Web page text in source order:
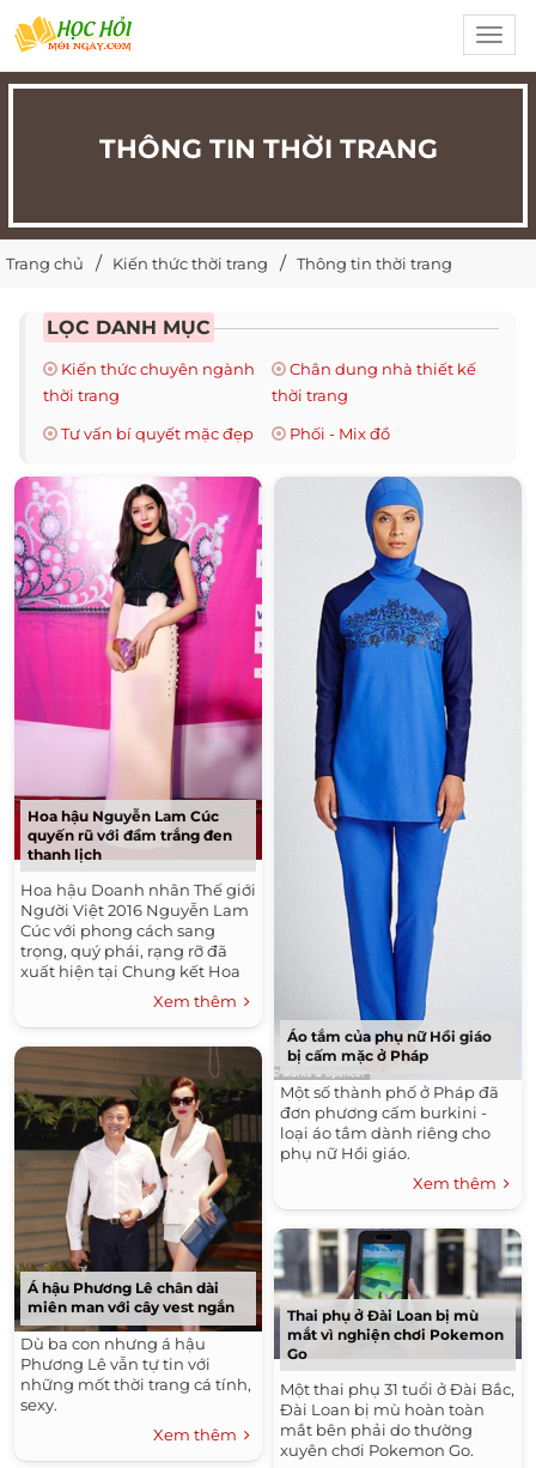
THÔNG TIN THỜI TRANG
Trang chủ Kiến thức thời trang Thông tin thời trang
LỌC DANH MỤC
Kiến thức chuyên ngành
thời trang
Chân dung nhà thiết kế
thời trang
Tư vấn bí quyết mặc đẹp
Phối - Mix đồ
Hoa hậu Nguyễn Lam Cúc
quyến rũ với đầm trắng đen
thanh lịch
Hoa hậu Doanh nhân Thế giới
Người Việt 2016 Nguyễn Lam
Cúc với phong cách sang
trọng, quý phái, rạng rỡ đã
xuất hiện tại Chung kết Hoa
Xem thêm
Á hậu Phương Lê chân dài
miên man với cây vest ngắn
Dù ba con nhưng á hậu
Phương Lê vẫn tự tin với
những mốt thời trang cá tính,
sexy.
Xem thêm
Áo tắm của phụ nữ Hồi giáo
bị cấm mặc ở Pháp
Một số thành phố ở Pháp đã
đơn phương cấm burkini -
loại áo tắm dành riêng cho
phụ nữ Hồi giáo.
Xem thêm
Thai phụ ở Đài Loan bị mù
mắt vì nghiện chơi Pokemon
Go
Một thai phụ 31 tuổi ở Đài Bắc,
Đài Loan bị mù hoàn toàn
mắt bên phải do thường
xuyên chơi Pokemon Go.